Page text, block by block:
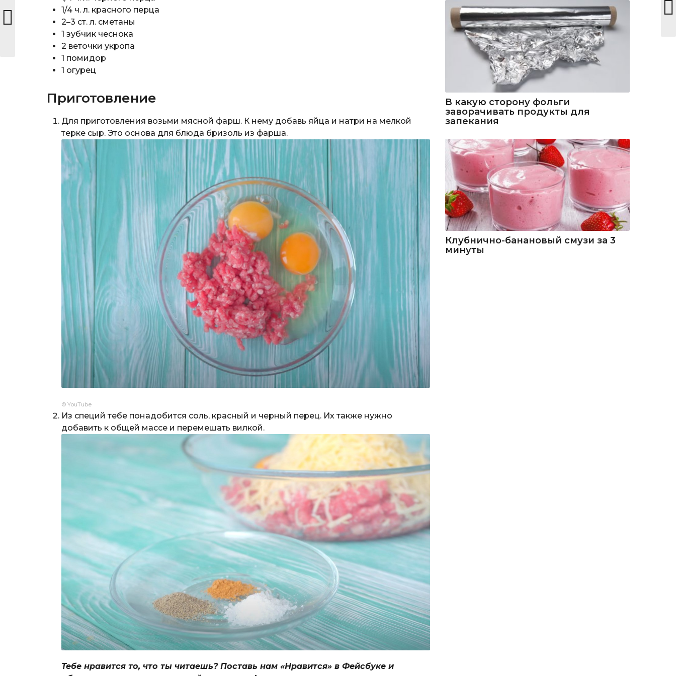
1/4 ч. л. красного перца
2–3 ст. л. сметаны
1 зубчик чеснока
2 веточки укропа
1 помидор
1 огурец
Приготовление
Для приготовления возьми мясной фарш. К нему добавь яйца и натри на мелкой
терке сыр. Это основа для блюда бризоль из фарша.
© YouTube
Из специй тебе понадобится соль, красный и черный перец. Их также нужно
добавить к общей массе и перемешать вилкой.
Тебе нравится то, что ты читаешь? Поставь нам «Нравится» в Фейсбуке и
В какую сторону фольги
заворачивать продукты для
запекания
Клубнично-банановый смузи за 3
минуты